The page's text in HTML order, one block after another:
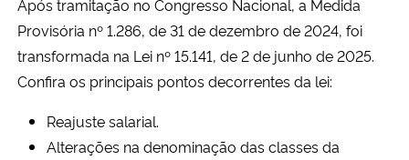
Controladoria-Geral da União
Ministério da Mulher, da Família e dos Direitos Humanos
Secretaria-Geral
Após tramitação no Congresso Nacional, a Medida
Provisória nº 1.286, de 31 de dezembro de 2024, foi
transformada na Lei nº 15.141, de 2 de junho de 2025.
Confira os principais pontos decorrentes da lei:
Reajuste salarial.
Alterações na denominação das classes da